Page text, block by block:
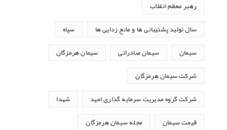
رهبر معظم انقلاب
سال تولید پشتیبانی ها و مانع زدایی ها سپاه
سیمان سیمان صادراتی سیمان هرمزگان
شرکت سیمان هرمزگان
شرکت گروه مدیریت سرمایه گذاری امید شهدا
قیمت سیمان مجله سیمان هرمزگان